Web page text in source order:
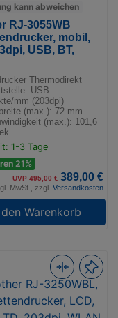
kann abweichen
RJ-3055WB
mobil,
USB, BT,
Thermodirekt
USB
mm (203dpi)
(max.): 72 mm
(max.): 101,6
1-3 Tage
21%
UVP 495,00 € 389,00 €
MwSt., zzgl. Versandkosten
Warenkorb